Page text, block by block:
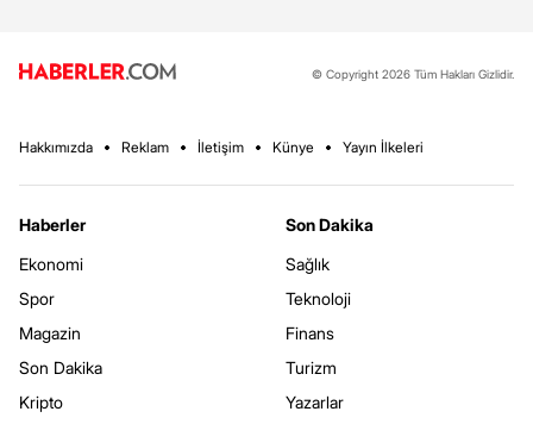
© Copyright 2026 Tüm Hakları Gizlidir.
Hakkımızda Reklam İletişim Künye Yayın İlkeleri
Haberler
Ekonomi
Spor
Magazin
Son Dakika
Kripto
Son Dakika
Sağlık
Teknoloji
Finans
Turizm
Yazarlar